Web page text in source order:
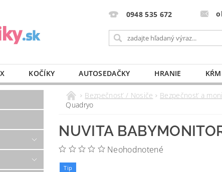
0948 535 672
KOČÍKY AUTOSEDAČKY HRANIE
VÝBAVA DO PÔRODNICE MLIEKO A VÝŽIVA
KONTAKT
Bezpečnosť / Nosiče Bezpečnosť a
Quadryo
NUVITA
Neohodnotené
Tip